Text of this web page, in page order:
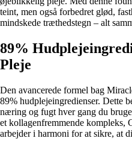
teint, men også forbedret glød,
mindskede træthedstegn – alt
89%
Pleje
Den avancerede formel bag
89% hudplejeingredienser. Dette
næring og fugt hver gang du
et kollagenfremmende kompleks,
arbejder i harmoni for at sikre, at